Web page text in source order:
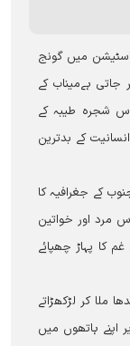
اسٹیشن میں گونج
ہےمیناب کے
اس شجرہ طیبہ کے
کے بدترین
کے جغرافیہ کا
مرد اور خواتین
کا پہاڑ چھپائے
کر لڑکھڑاتے
اپنے ہاتھوں میں